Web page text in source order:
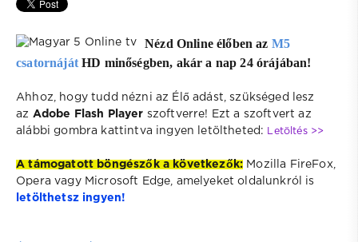
Nézd Online élőben az M5
csatornájátHD minőségben, akár a nap 24 órájában!
Ahhoz, hogy tudd nézni az Élő adást, szükséged lesz
az Adobe Flash Player szoftverre! Ezt a szoftvert az
alábbi gombra kattintva ingyen letöltheted:
Letöltés >>
A támogatott böngészők a következők: Mozilla FireFox,
Opera vagy Microsoft Edge, amelyeket oldalunkról is
letölthetsz ingyen!